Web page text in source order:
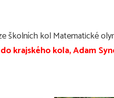
školních kol Matematické
krajského kola, Adam